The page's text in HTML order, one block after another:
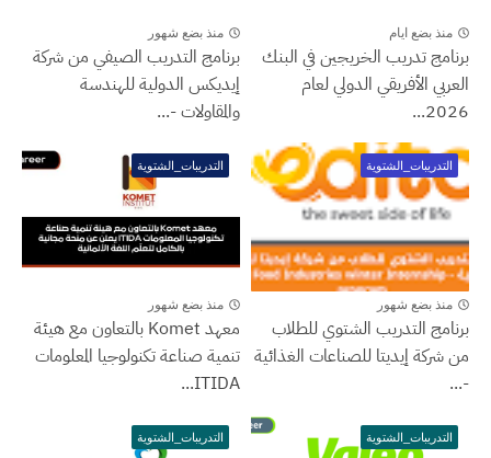
منذ بضع ايام
برنامج تدريب الخريجين في البنك
العربي الأفريقي الدولي لعام
2026...
منذ بضع شهور
برنامج التدريب الصيفي من شركة
إيديكس الدولية للهندسة
والمقاولات -...
التدريبات_الشتوية
منذ بضع شهور
برنامج التدريب الشتوي للطلاب
من شركة إيديتا للصناعات الغذائية
-...
التدريبات_الشتوية
منذ بضع شهور
معهد Komet بالتعاون مع هيئة
تنمية صناعة تكنولوجيا المعلومات
ITIDA...
التدريبات_الشتوية التدريبات_الشتوية